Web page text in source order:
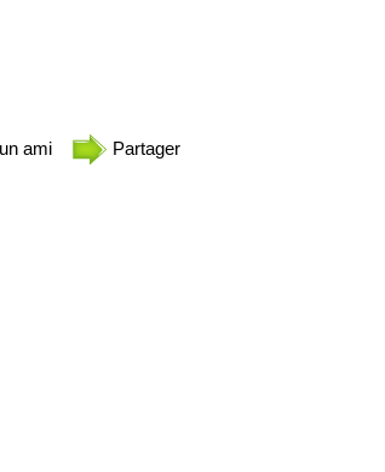
ami Partager